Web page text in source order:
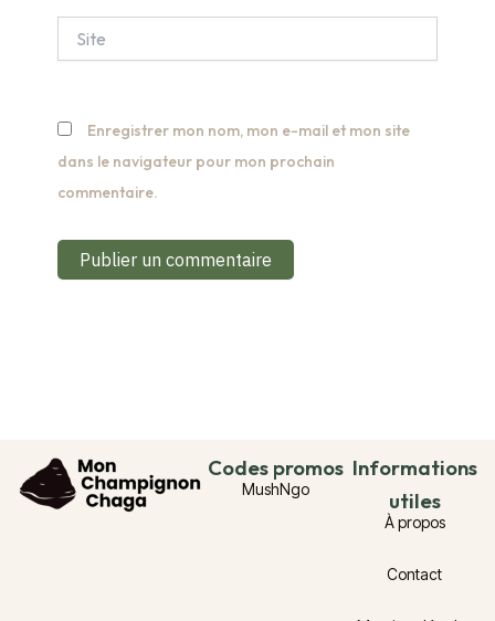
Enregistrer mon nom, mon e-mail et mon site
dans le navigateur pour mon prochain
commentaire.
Codes promos
MushNgo
Informations
utiles
À propos
Contact